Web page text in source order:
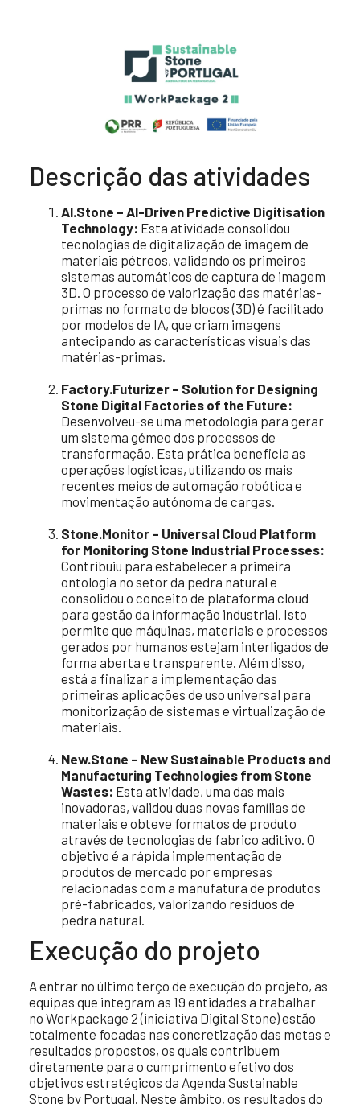
Descrição das atividades
AI.Stone – AI-Driven Predictive Digitisation
Technology: Esta atividade consolidou
tecnologias de digitalização de imagem de
materiais pétreos, validando os primeiros
sistemas automáticos de captura de imagem
3D. O processo de valorização das matérias-
primas no formato de blocos (3D) é facilitado
por modelos de IA, que criam imagens
antecipando as características visuais das
matérias-primas.
Factory.Futurizer – Solution for Designing
Stone Digital Factories of the Future:
Desenvolveu-se uma metodologia para gerar
um sistema gémeo dos processos de
transformação. Esta prática beneficia as
operações logísticas, utilizando os mais
recentes meios de automação robótica e
movimentação autónoma de cargas.
Stone.Monitor – Universal Cloud Platform
for Monitoring Stone Industrial Processes:
Contribuiu para estabelecer a primeira
ontologia no setor da pedra natural e
consolidou o conceito de plataforma cloud
para gestão da informação industrial. Isto
permite que máquinas, materiais e processos
gerados por humanos estejam interligados de
forma aberta e transparente. Além disso,
está a finalizar a implementação das
primeiras aplicações de uso universal para
monitorização de sistemas e virtualização de
materiais.
New.Stone – New Sustainable Products and
Manufacturing Technologies from Stone
Wastes: Esta atividade, uma das mais
inovadoras, validou duas novas famílias de
materiais e obteve formatos de produto
através de tecnologias de fabrico aditivo. O
objetivo é a rápida implementação de
produtos de mercado por empresas
relacionadas com a manufatura de produtos
pré-fabricados, valorizando resíduos de
pedra natural.
Execução do projeto
A entrar no último terço de execução do projeto, as
equipas que integram as 19 entidades a trabalhar
no Workpackage 2 (iniciativa Digital Stone) estão
totalmente focadas nas concretização das metas e
resultados propostos, os quais contribuem
diretamente para o cumprimento efetivo dos
objetivos estratégicos da Agenda Sustainable
Stone by Portugal. Neste âmbito, os resultados do